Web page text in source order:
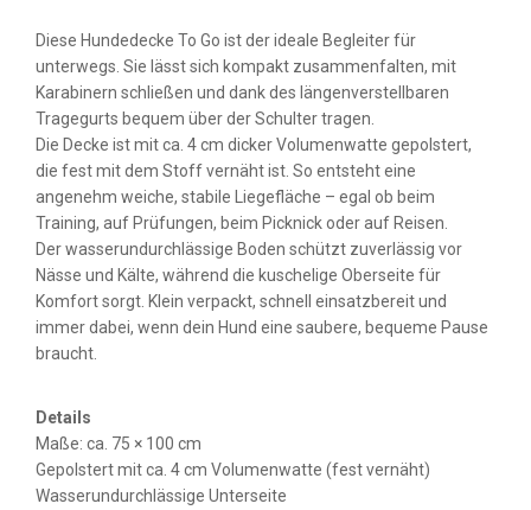
Diese Hundedecke To Go ist der ideale Begleiter für
unterwegs. Sie lässt sich kompakt zusammenfalten, mit
Karabinern schließen und dank des längenverstellbaren
Tragegurts bequem über der Schulter tragen.
Die Decke ist mit ca. 4 cm dicker Volumenwatte gepolstert,
die fest mit dem Stoff vernäht ist. So entsteht eine
angenehm weiche, stabile Liegefläche – egal ob beim
Training, auf Prüfungen, beim Picknick oder auf Reisen.
Der wasserundurchlässige Boden schützt zuverlässig vor
Nässe und Kälte, während die kuschelige Oberseite für
Komfort sorgt. Klein verpackt, schnell einsatzbereit und
immer dabei, wenn dein Hund eine saubere, bequeme Pause
braucht.
Details
Maße: ca. 75 × 100 cm
Gepolstert mit ca. 4 cm Volumenwatte (fest vernäht)
Wasserundurchlässige Unterseite